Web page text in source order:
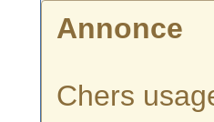
Annonce
Chers